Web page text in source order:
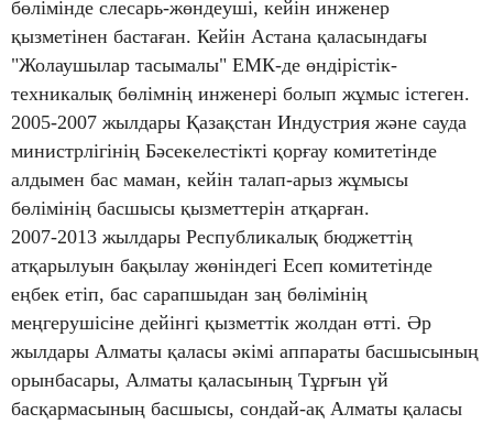
бөлімінде слесарь-жөндеуші, кейін инженер
қызметінен бастаған. Кейін Астана қаласындағы
"Жолаушылар тасымалы" ЕМК-де өндірістік-
техникалық бөлімнің инженері болып жұмыс істеген.
2005-2007 жылдары Қазақстан Индустрия және сауда
министрлігінің Бәсекелестікті қорғау комитетінде
алдымен бас маман, кейін талап-арыз жұмысы
бөлімінің басшысы қызметтерін атқарған.
2007-2013 жылдары Республикалық бюджеттің
атқарылуын бақылау жөніндегі Есеп комитетінде
еңбек етіп, бас сарапшыдан заң бөлімінің
меңгерушісіне дейінгі қызметтік жолдан өтті. Әр
жылдары Алматы қаласы әкімі аппараты басшысының
орынбасары, Алматы қаласының Тұрғын үй
басқармасының басшысы, сондай-ақ Алматы қаласы